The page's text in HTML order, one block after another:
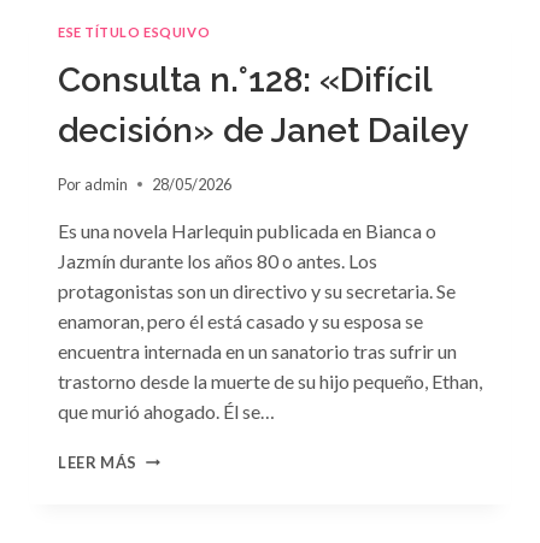
ESE TÍTULO ESQUIVO
Consulta n.°128: «Difícil
decisión» de Janet Dailey
Por admin 28/05/2026
Es una novela Harlequin publicada en Bianca o
Jazmín durante los años 80 o antes. Los
protagonistas son un directivo y su secretaria. Se
enamoran, pero él está casado y su esposa se
encuentra internada en un sanatorio tras sufrir un
trastorno desde la muerte de su hijo pequeño, Ethan,
que murió ahogado. Él se…
LEER MÁS CONSULTA